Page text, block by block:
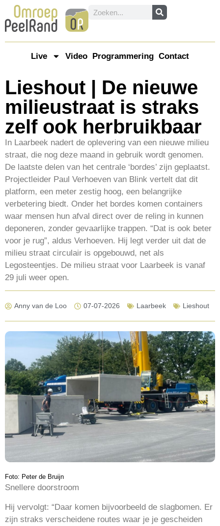
Live Video Programmering Contact
Lieshout | De nieuwe
milieustraat is straks
zelf ook herbruikbaar
In Laarbeek nadert de oplevering van een nieuwe milieu
straat, die nog deze maand in gebruik wordt genomen.
De laatste delen van het centrale ‘bordes’ zijn geplaatst.
Projectleider Paul Verhoeven van Blink vertelt dat dit
platform, een meter zestig hoog, een belangrijke
verbetering biedt. Onder het bordes komen containers
waar mensen hun afval direct over de reling in kunnen
deponeren, zonder gevaarlijke trappen. “Dat is ook beter
voor je rug”, aldus Verhoeven. Hij legt verder uit dat de
milieu straat circulair is opgebouwd, net als
Legosteentjes. De milieu straat voor Laarbeek is vanaf
29 juli weer open.
Anny van de Loo 07-07-2026 Laarbeek Lieshout
Foto: Peter de Bruijn
Snellere doorstroom
Hij vervolgt: “Daar komen bijvoorbeeld de slagbomen. Er
zijn straks verscheidene routes waar je je gescheiden